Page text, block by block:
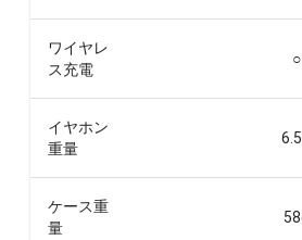
ワイヤレ
ス充電
○
イヤホン
重量
6.5
ケース重
量
58